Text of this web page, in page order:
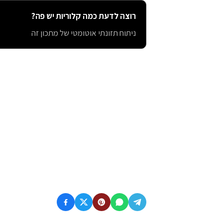
רוצה לדעת כמה קלוריות יש פה?
ניתוח תזונתי אוטומטי של מתכון זה